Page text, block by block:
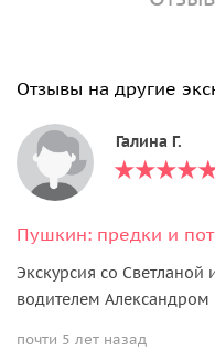
Отзывы на другие
Галина Г.
Экскурсия со
водителем Александром
почти 5 лет назад